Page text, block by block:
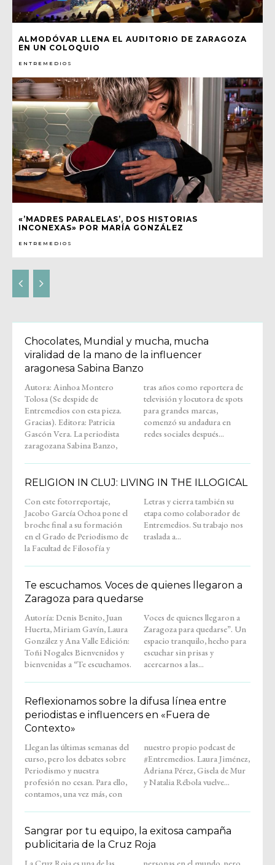
ALMODÓVAR LLENA EL AUDITORIO DE ZARAGOZA
EN UN COLOQUIO
ENTREMEDIOS
«’MADRES PARALELAS’, DOS HISTORIAS
INCONEXAS» POR MARÍA GONZÁLEZ
ENTREMEDIOS
Chocolates, Mundial y mucha, mucha
viralidad de la mano de la influencer
aragonesa Sabina Banzo
Autora: Ainhoa Montero
Tolosa (Se despide de
Entremedios con esta pieza.
Gracias). Editora: Patricia
Gascón Vera. La periodista
zaragozana Sabina Banzo,
tras años como reportera de
televisión y locutora de spots
para grandes marcas,
comenzó su andadura en
redes sociales después...
RELIGION IN CLUJ: LIVING IN THE ILLOGICAL
Con este fotorreportaje,
Jacobo García Ochoa pone el
broche final a su formación
en el Grado de Periodismo de
la Facultad de Filosofía y
Letras y cierra también su
etapa como colaborador de
Entremedios. Su trabajo nos
traslada a...
Te escuchamos. Voces de quienes llegaron a
Zaragoza para quedarse
Autoría: Denis Benito, Juan
Huerta, Miriam Gavín, Laura
González y Ana Valle Edición:
Toñi Nogales Bienvenidos y
bienvenidas a “Te escuchamos.
Voces de quienes llegaron a
Zaragoza para quedarse”. Un
espacio tranquilo, hecho para
escuchar sin prisas y
acercarnos a las...
Reflexionamos sobre la difusa línea entre
periodistas e influencers en «Fuera de
Contexto»
Llegan las últimas semanas del
curso, pero los debates sobre
Periodismo y nuestra
profesión no cesan. Para ello,
contamos, una vez más, con
nuestro propio podcast de
#Entremedios. Laura Jiménez,
Adriana Pérez, Gisela de Mur
y Natalia Rébola vuelve...
Sangrar por tu equipo, la exitosa campaña
publicitaria de la Cruz Roja